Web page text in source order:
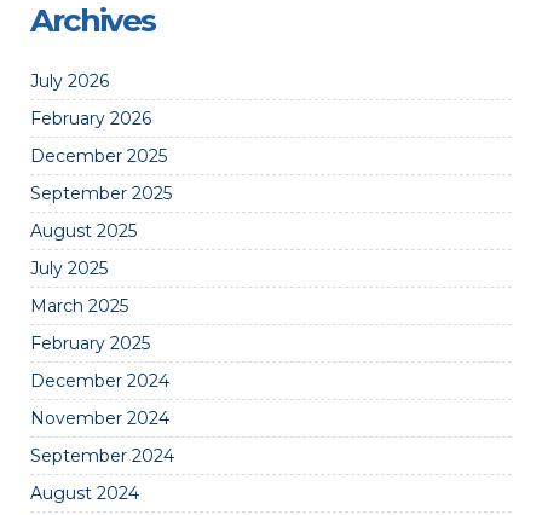
Archives
July 2026
February 2026
December 2025
September 2025
August 2025
July 2025
March 2025
February 2025
December 2024
November 2024
September 2024
August 2024